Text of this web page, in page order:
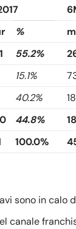
%
55.2%
15.1%
40.2%
44.8%
100.0%
sono in calo
canale